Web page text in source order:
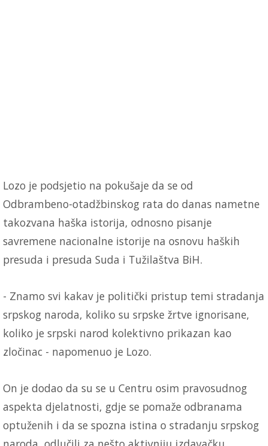
Lozo je podsjetio na pokušaje da se od
Odbrambeno-otadžbinskog rata do danas nametne
takozvana haška istorija, odnosno pisanje
savremene nacionalne istorije na osnovu haških
presuda i presuda Suda i Tužilaštva BiH.
- Znamo svi kakav je politički pristup temi stradanja
srpskog naroda, koliko su srpske žrtve ignorisane,
koliko je srpski narod kolektivno prikazan kao
zločinac - napomenuo je Lozo.
On je dodao da su se u Centru osim pravosudnog
aspekta djelatnosti, gdje se pomaže odbranama
optuženih i da se spozna istina o stradanju srpskog